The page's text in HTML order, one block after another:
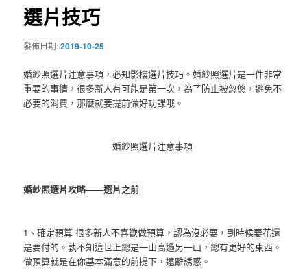
選片技巧
發佈日期:2019-10-25
婚紗照選片注意事項，必知影樓選片技巧。婚紗照選片是一件非常
重要的事情，很多新人有可能是第一次，為了防止被忽悠，避免不
必要的消費，那麼就要提前做好功課哦。
婚紗照選片注意事項
婚紗照選片攻略——選片之前
1、確定預算 很多新人不喜歡做預算，認為沒必要，到時候要花還
是要付的。孰不知這世上總是一山高過另一山，總有更好的東西。
做預算就是在你基本滿意的前提下，遠離誘惑。